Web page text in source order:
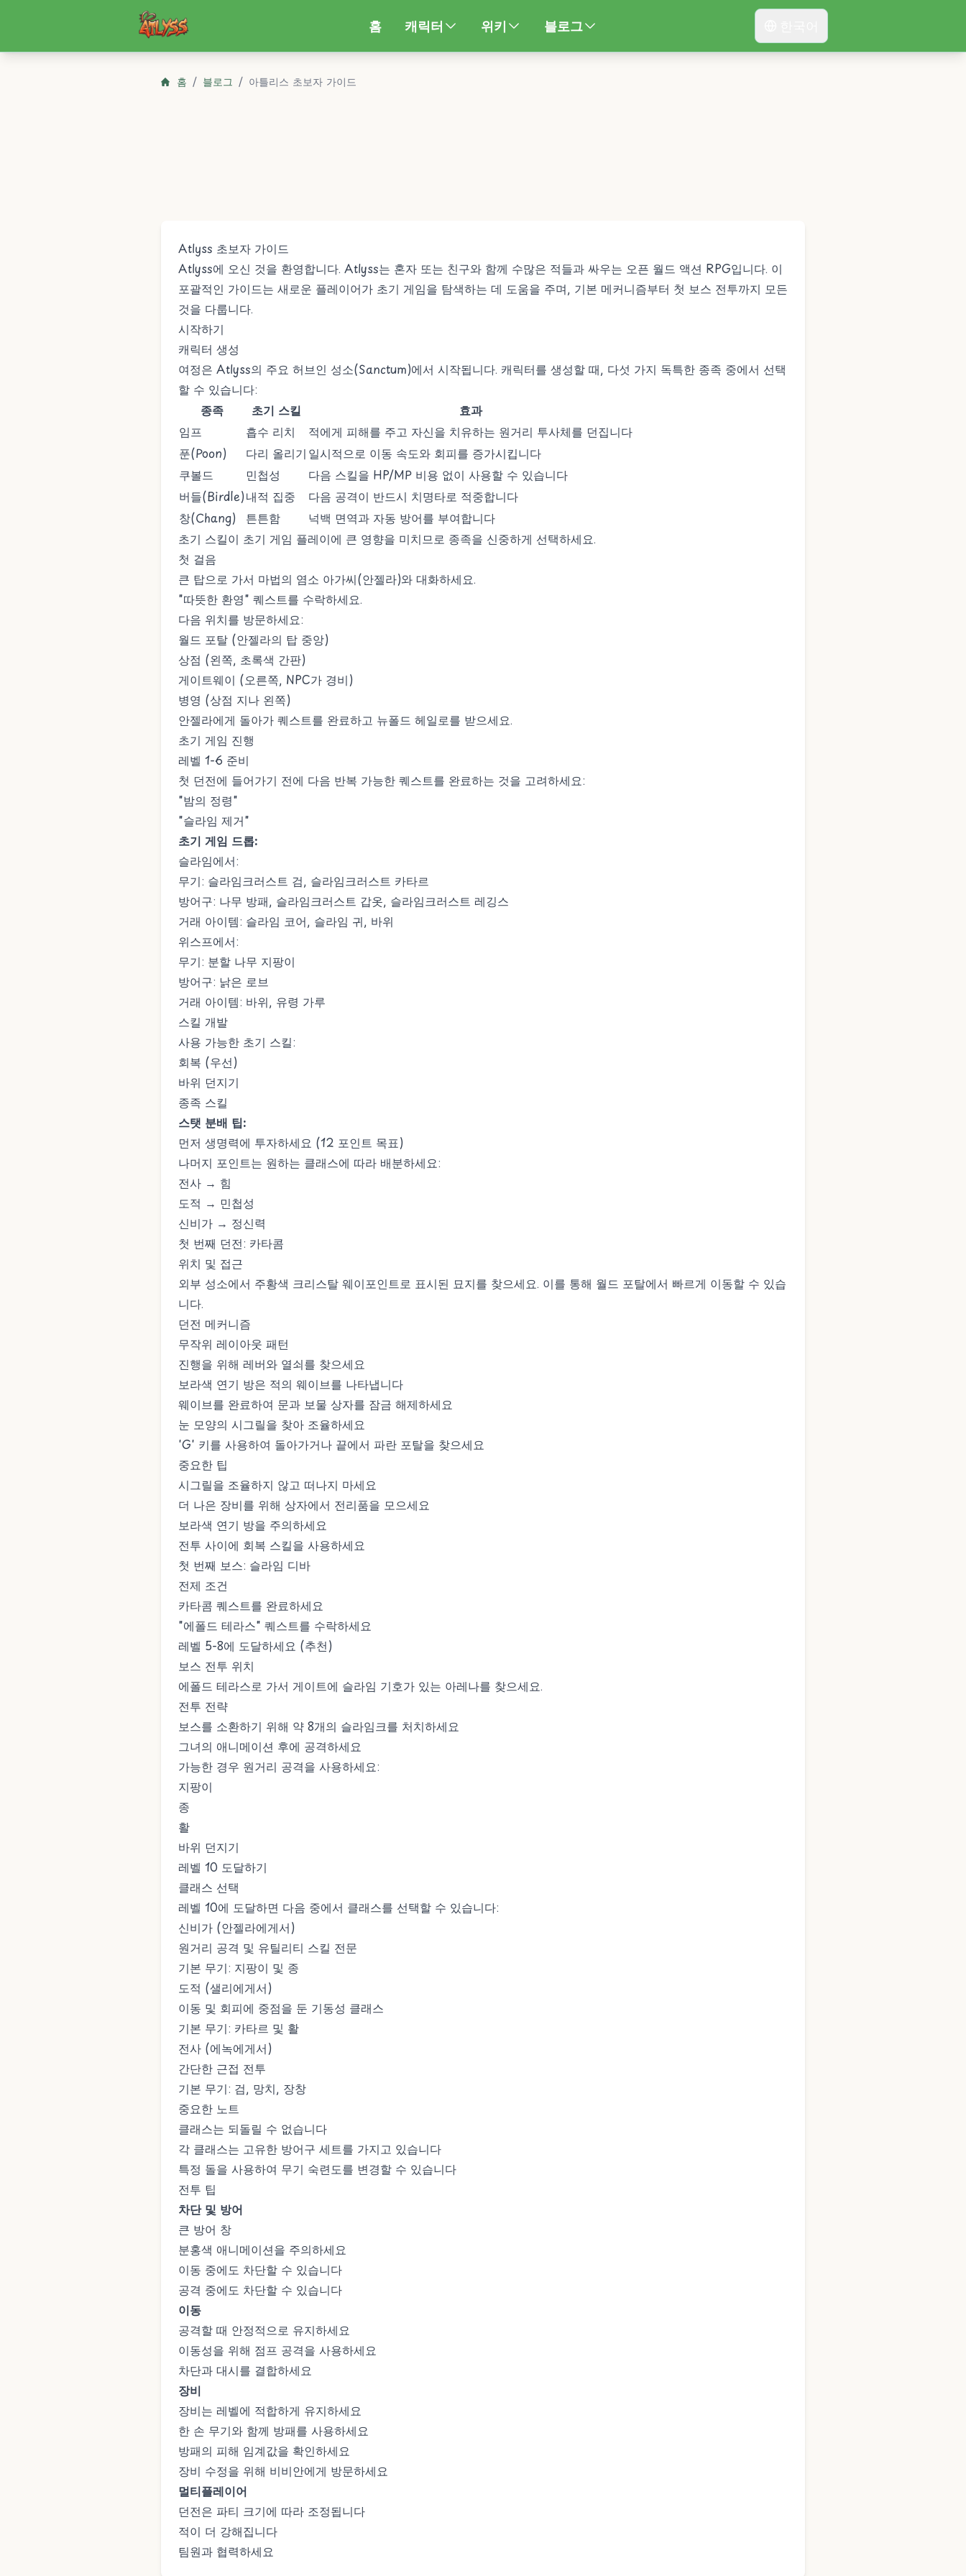
Atlyss 홈 캐릭터 위키 블로그
홈 / 블로그 / 아틀리스 초보자 가이드
Atlyss 초보자 가이드
Atlyss에 오신 것을 환영합니다. Atlyss는 혼자 또는 친구와 함께 수많은 적들과 싸우는 오픈 월드 액션 RPG입니다. 이
포괄적인 가이드는 새로운 플레이어가 초기 게임을 탐색하는 데 도움을 주며, 기본 메커니즘부터 첫 보스 전투까지 모든
것을 다룹니다.
시작하기
캐릭터 생성
여정은 Atlyss의 주요 허브인 성소(Sanctum)에서 시작됩니다. 캐릭터를 생성할 때, 다섯 가지 독특한 종족 중에서 선택
할 수 있습니다:
종족
초기 스킬
효과
임프
흡수 리치
적에게 피해를 주고 자신을 치유하는 원거리 투사체를 던집니다
푼(Poon)
다리 올리기 일시적으로 이동 속도와 회피를 증가시킵니다
쿠볼드
민첩성
다음 스킬을 HP/MP 비용 없이 사용할 수 있습니다
버들(Birdle)내적 집중
다음 공격이 반드시 치명타로 적중합니다
창(Chang)
튼튼함
넉백 면역과 자동 방어를 부여합니다
초기 스킬이 초기 게임 플레이에 큰 영향을 미치므로 종족을 신중하게 선택하세요.
첫 걸음
큰 탑으로 가서 마법의 염소 아가씨(안젤라)와 대화하세요.
"따뜻한 환영" 퀘스트를 수락하세요.
다음 위치를 방문하세요:
월드 포탈 (안젤라의 탑 중앙)
상점 (왼쪽, 초록색 간판)
게이트웨이 (오른쪽, NPC가 경비)
병영 (상점 지나 왼쪽)
안젤라에게 돌아가 퀘스트를 완료하고 뉴폴드 헤일로를 받으세요.
초기 게임 진행
레벨 1-6 준비
첫 던전에 들어가기 전에 다음 반복 가능한 퀘스트를 완료하는 것을 고려하세요:
"밤의 정령"
"슬라임 제거"
초기 게임 드롭:
슬라임에서:
무기: 슬라임크러스트 검, 슬라임크러스트 카타르
방어구: 나무 방패, 슬라임크러스트 갑옷, 슬라임크러스트 레깅스
거래 아이템: 슬라임 코어, 슬라임 귀, 바위
위스프에서:
무기: 분할 나무 지팡이
방어구: 낡은 로브
거래 아이템: 바위, 유령 가루
스킬 개발
사용 가능한 초기 스킬:
회복 (우선)
바위 던지기
종족 스킬
스탯 분배 팁:
먼저 생명력에 투자하세요 (12 포인트 목표)
나머지 포인트는 원하는 클래스에 따라 배분하세요:
전사 → 힘
도적 → 민첩성
신비가 → 정신력
첫 번째 던전: 카타콤
위치 및 접근
외부 성소에서 주황색 크리스탈 웨이포인트로 표시된 묘지를 찾으세요. 이를 통해 월드 포탈에서 빠르게 이동할 수 있습
니다.
던전 메커니즘
무작위 레이아웃 패턴
진행을 위해 레버와 열쇠를 찾으세요
보라색 연기 방은 적의 웨이브를 나타냅니다
웨이브를 완료하여 문과 보물 상자를 잠금 해제하세요
눈 모양의 시그릴을 찾아 조율하세요
'G' 키를 사용하여 돌아가거나 끝에서 파란 포탈을 찾으세요
중요한 팁
시그릴을 조율하지 않고 떠나지 마세요
더 나은 장비를 위해 상자에서 전리품을 모으세요
보라색 연기 방을 주의하세요
전투 사이에 회복 스킬을 사용하세요
첫 번째 보스: 슬라임 디바
전제 조건
카타콤 퀘스트를 완료하세요
"에폴드 테라스" 퀘스트를 수락하세요
레벨 5-8에 도달하세요 (추천)
보스 전투 위치
에폴드 테라스로 가서 게이트에 슬라임 기호가 있는 아레나를 찾으세요.
전투 전략
보스를 소환하기 위해 약 8개의 슬라임크를 처치하세요
그녀의 애니메이션 후에 공격하세요
가능한 경우 원거리 공격을 사용하세요:
지팡이
종
활
바위 던지기
레벨 10 도달하기
클래스 선택
레벨 10에 도달하면 다음 중에서 클래스를 선택할 수 있습니다:
신비가 (안젤라에게서)
원거리 공격 및 유틸리티 스킬 전문
기본 무기: 지팡이 및 종
도적 (샐리에게서)
이동 및 회피에 중점을 둔 기동성 클래스
기본 무기: 카타르 및 활
전사 (에녹에게서)
간단한 근접 전투
기본 무기: 검, 망치, 장창
중요한 노트
클래스는 되돌릴 수 없습니다
각 클래스는 고유한 방어구 세트를 가지고 있습니다
특정 돌을 사용하여 무기 숙련도를 변경할 수 있습니다
전투 팁
차단 및 방어
큰 방어 창
분홍색 애니메이션을 주의하세요
이동 중에도 차단할 수 있습니다
공격 중에도 차단할 수 있습니다
이동
공격할 때 안정적으로 유지하세요
이동성을 위해 점프 공격을 사용하세요
차단과 대시를 결합하세요
장비
장비는 레벨에 적합하게 유지하세요
한 손 무기와 함께 방패를 사용하세요
방패의 피해 임계값을 확인하세요
장비 수정을 위해 비비안에게 방문하세요
멀티플레이어
던전은 파티 크기에 따라 조정됩니다
적이 더 강해집니다
팀원과 협력하세요